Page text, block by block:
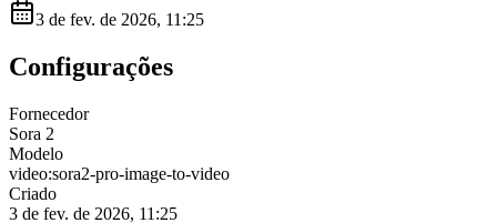
3 de fev. de 2026, 11:25
Configurações
Fornecedor
Sora 2
Modelo
video:sora2-pro-image-to-video
Criado
3 de fev. de 2026, 11:25